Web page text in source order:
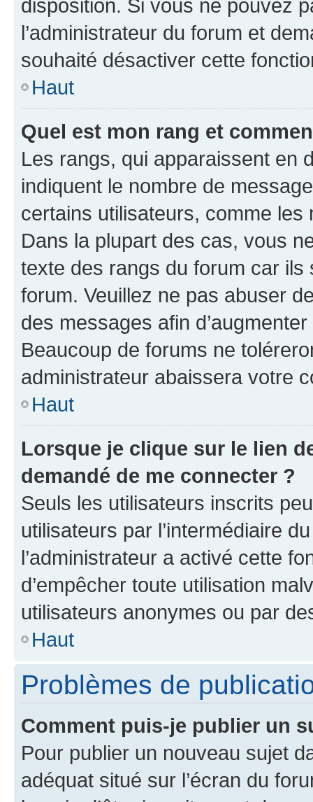
disposition. Si vous ne pouvez
l’administrateur du forum et
souhaité désactiver cette
Haut
Quel est mon rang et
Les rangs, qui apparaissent en
indiquent le nombre de
certains utilisateurs, comme
Dans la plupart des cas, vous
texte des rangs du forum car ils
forum. Veuillez ne pas abuser
des messages afin
Beaucoup de forums ne
administrateur abaissera votre
Haut
Lorsque je clique sur le lien
demandé de me connecter ?
Seuls les utilisateurs inscrits
utilisateurs par l’intermédiaire
l’administrateur a activé cette
d’empêcher toute utilisation
utilisateurs anonymes ou par
Haut
Problèmes de
Comment puis-je publier un
Pour publier un nouveau sujet
adéquat situé sur l’écran du